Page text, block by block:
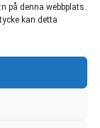
på denna webbplats.
kan detta